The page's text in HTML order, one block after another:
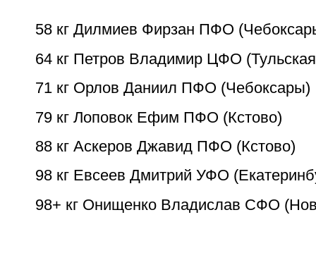
58 кг Дилмиев Фирзан ПФО
64 кг Петров Владимир ЦФО
71 кг Орлов Даниил ПФО (Чебоксары)
79 кг Лоповок Ефим ПФО (Кстово)
88 кг Аскеров Джавид ПФО (Кстово)
98 кг Евсеев Дмитрий УФО
98+ кг Онищенко Владислав СФО